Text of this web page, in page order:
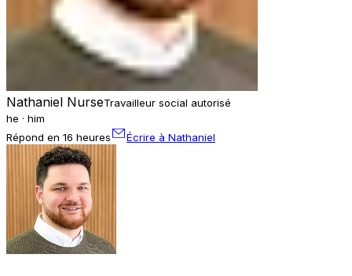
Nathaniel NurseTravailleur social autorisé
he · him
Répond en 16 heures
Écrire à Nathaniel